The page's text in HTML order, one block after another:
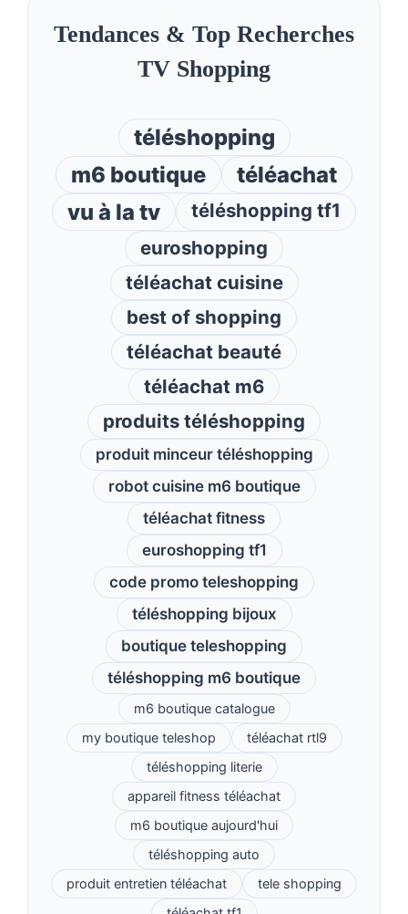
Tendances & Top Recherches
TV Shopping
téléshopping
m6 boutique
téléachat
vu à la tv
téléshopping tf1
euroshopping
téléachat cuisine
best of shopping
téléachat beauté
téléachat m6
produits téléshopping
produit minceur téléshopping
robot cuisine m6 boutique
téléachat fitness
euroshopping tf1
code promo teleshopping
téléshopping bijoux
boutique teleshopping
téléshopping m6 boutique
m6 boutique catalogue
my boutique teleshop
téléachat rtl9
téléshopping literie
appareil fitness téléachat
m6 boutique aujourd'hui
téléshopping auto
produit entretien téléachat
tele shopping